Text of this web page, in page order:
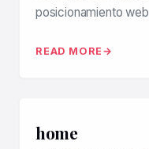
posicionamiento web
READ MORE
home